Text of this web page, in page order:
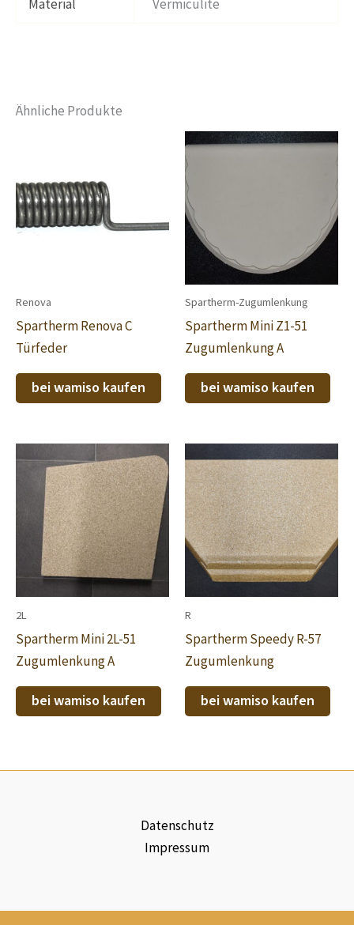
Material Vermiculite
Ähnliche Produkte
Renova
Spartherm Renova C
Türfeder
bei wamiso kaufen
Spartherm-Zugumlenkung
Spartherm Mini Z1-51
Zugumlenkung A
bei wamiso kaufen
2L
Spartherm Mini 2L-51
Zugumlenkung A
bei wamiso kaufen
R
Spartherm Speedy R-57
Zugumlenkung
bei wamiso kaufen
Datenschutz
Impressum